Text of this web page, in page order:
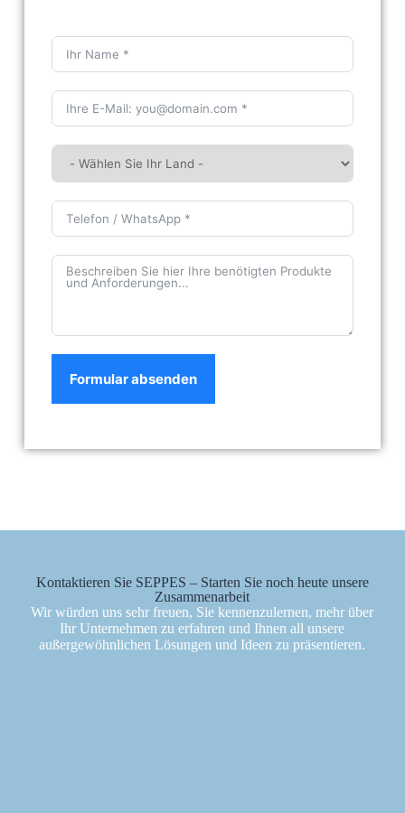
Formular absenden
Kontaktieren Sie SEPPES – Starten Sie noch heute unsere
Zusammenarbeit
Wir würden uns sehr freuen, Sie kennenzulernen, mehr über
Ihr Unternehmen zu erfahren und Ihnen all unsere
außergewöhnlichen Lösungen und Ideen zu präsentieren.